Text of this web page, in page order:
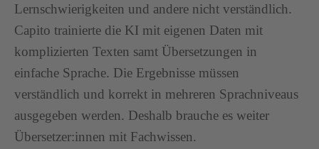
Lernschwierigkeiten und andere nicht verständlich.
Capito trainierte die KI mit eigenen Daten mit
komplizierten Texten samt Übersetzungen in
einfache Sprache. Die Ergebnisse müssen
verständlich und korrekt in mehreren Sprachniveaus
ausgegeben werden. Deshalb brauche es weiter
Übersetzer:innen mit Fachwissen.